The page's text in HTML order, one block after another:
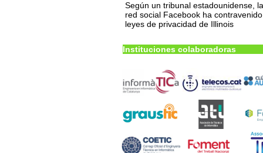
Según un tribunal estadounidense, la
red social Facebook ha
leyes de privacidad de Illinois
Instituciones colaboradoras